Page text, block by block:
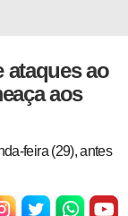
ataques ao
aos
feira (29), antes